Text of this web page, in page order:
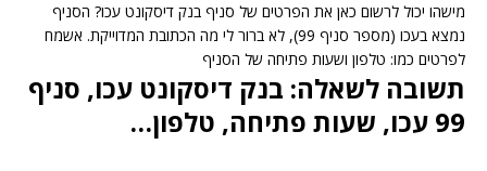
מישהו יכול לרשום כאן את הפרטים של סניף בנק דיסקונט עכו? הסניף
נמצא בעכו (מספר סניף 99), לא ברור לי מה הכתובת המדוייקת. אשמח
לפרטים כמו: טלפון ושעות פתיחה של הסניף
תשובה לשאלה: בנק דיסקונט עכו, סניף
99 עכו, שעות פתיחה, טלפון…